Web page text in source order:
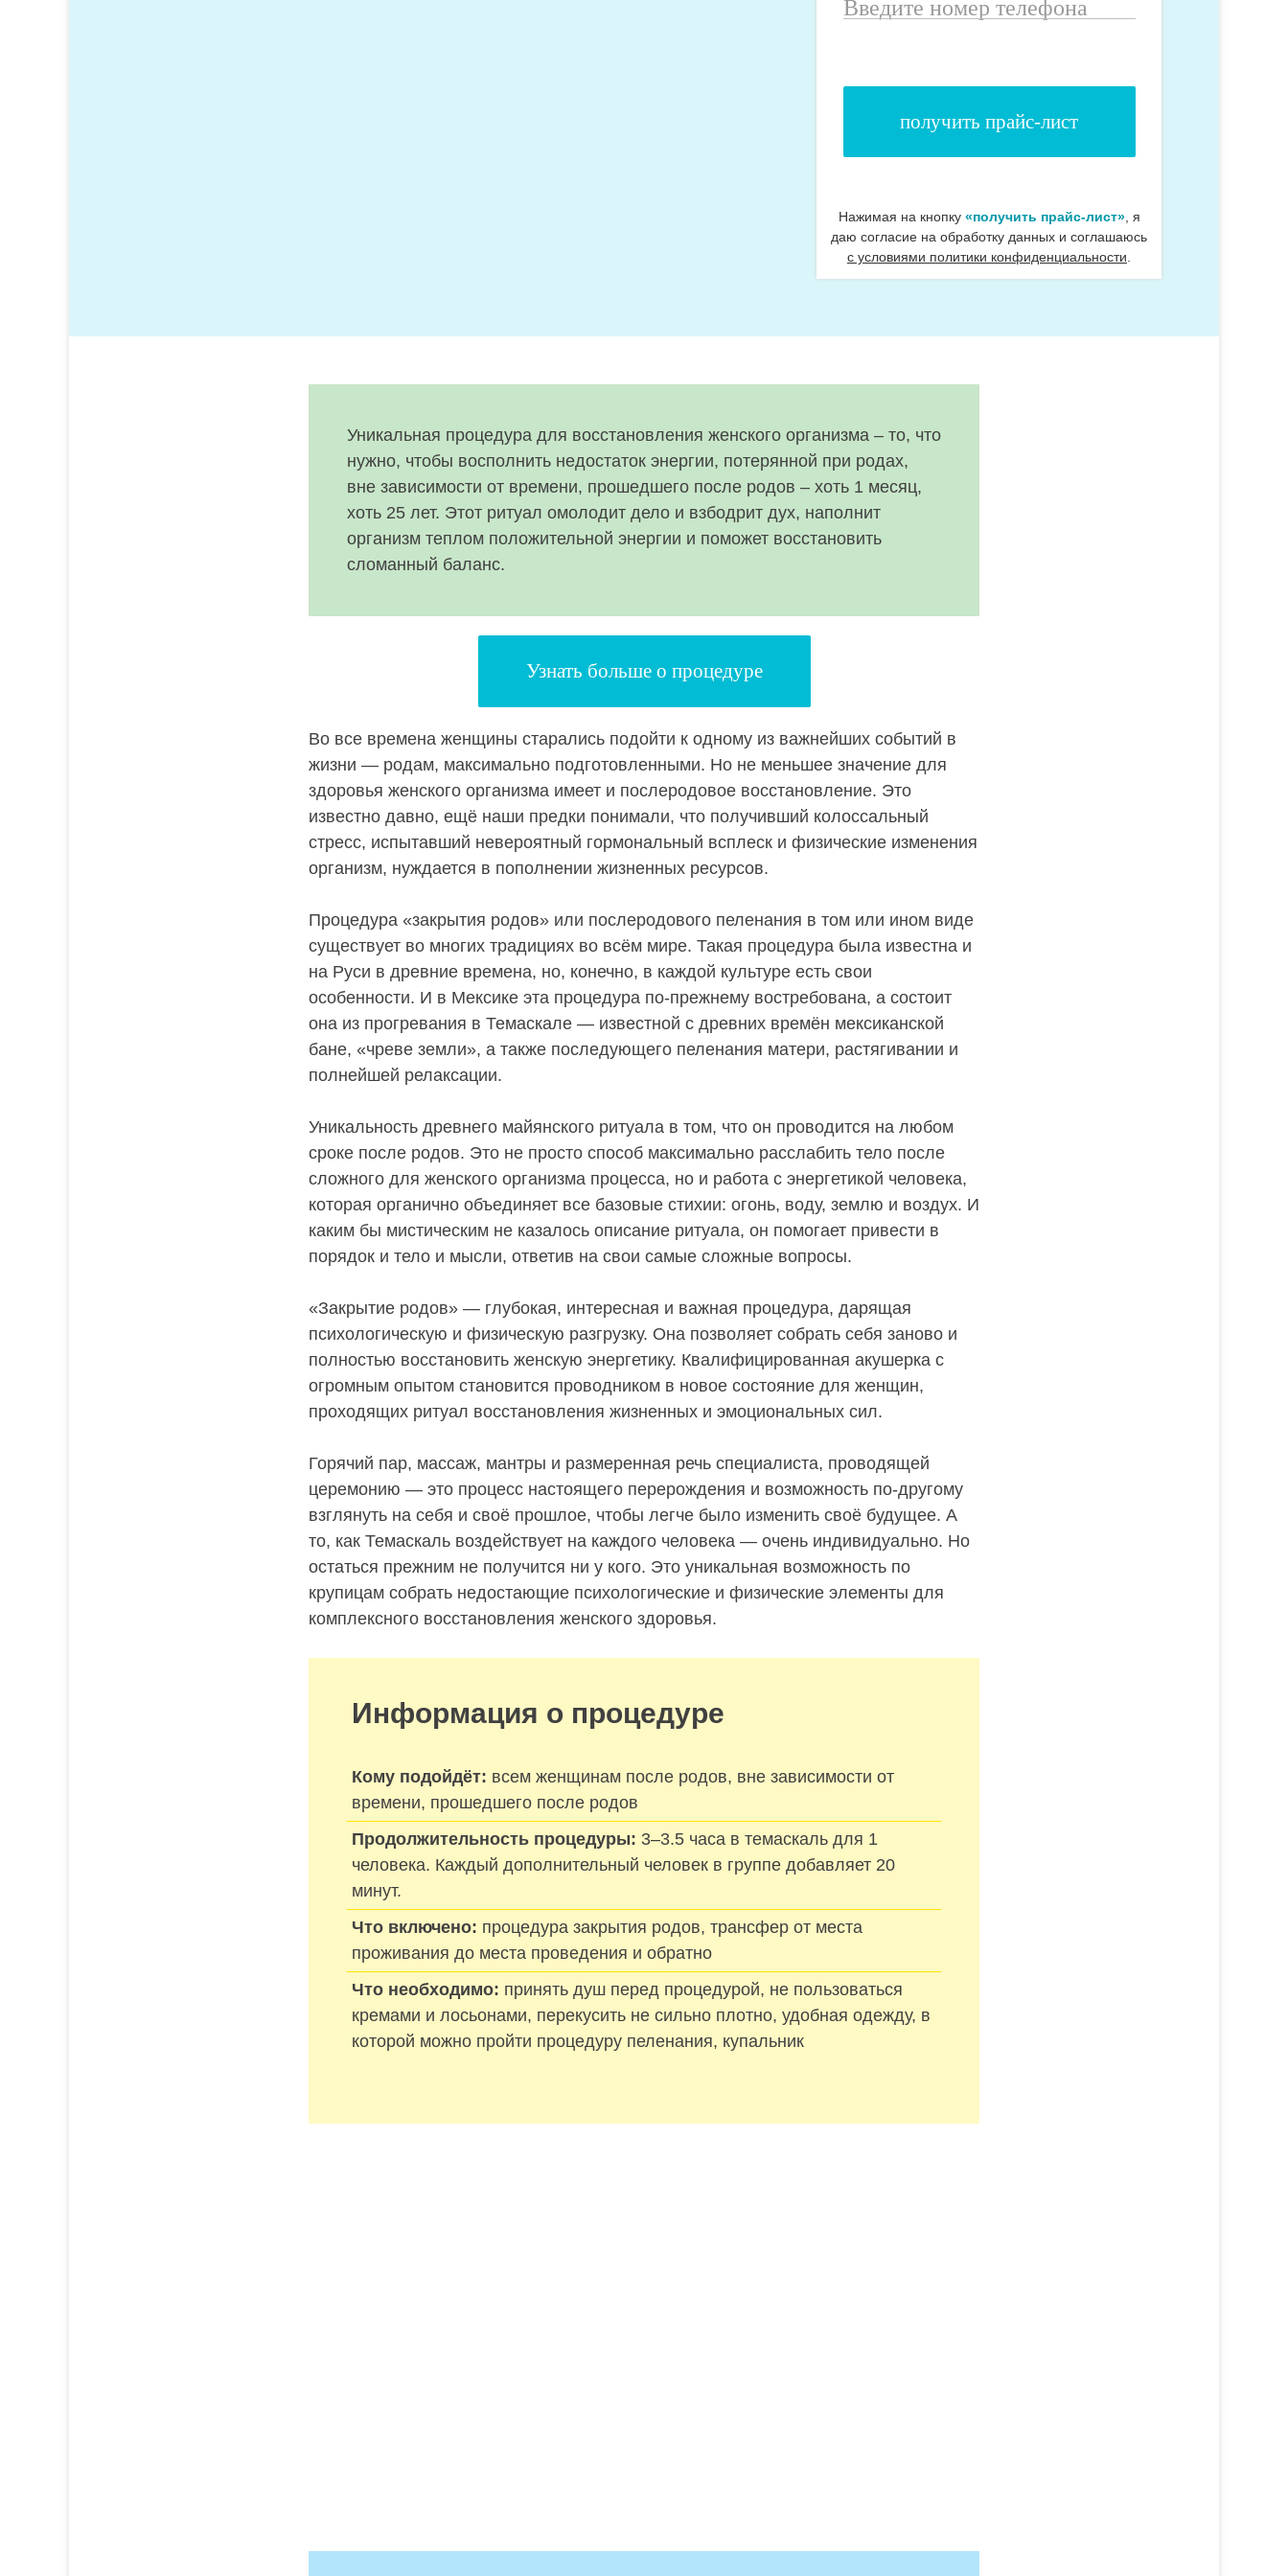
Нажимая на кнопку «получить прайс-лист», я
даю согласие на обработку данных и соглашаюсь
с условиями политики конфиденциальности
Уникальная процедура для восстановления женского организма – то, что
нужно, чтобы восполнить недостаток энергии, потерянной при родах,
вне зависимости от времени, прошедшего после родов – хоть 1 месяц,
хоть 25 лет. Этот ритуал омолодит дело и взбодрит дух, наполнит
организм теплом положительной энергии и поможет восстановить
сломанный баланс.
Узнать больше о процедуре
Во все времена женщины старались подойти к одному из важнейших событий в
жизни — родам, максимально подготовленными. Но не меньшее значение для
здоровья женского организма имеет и послеродовое восстановление. Это
известно давно, ещё наши предки понимали, что получивший колоссальный
стресс, испытавший невероятный гормональный всплеск и физические изменения
организм, нуждается в пополнении жизненных ресурсов.
Процедура «закрытия родов» или послеродового пеленания в том или ином виде
существует во многих традициях во всём мире. Такая процедура была известна и
на Руси в древние времена, но, конечно, в каждой культуре есть свои
особенности. И в Мексике эта процедура по-прежнему востребована, а состоит
она из прогревания в Темаскале — известной с древних времён мексиканской
бане, «чреве земли», а также последующего пеленания матери, растягивании и
полнейшей релаксации.
Уникальность древнего майянского ритуала в том, что он проводится на любом
сроке после родов. Это не просто способ максимально расслабить тело после
сложного для женского организма процесса, но и работа с энергетикой человека,
которая органично объединяет все базовые стихии: огонь, воду, землю и воздух. И
каким бы мистическим не казалось описание ритуала, он помогает привести в
порядок и тело и мысли, ответив на свои самые сложные вопросы.
«Закрытие родов» — глубокая, интересная и важная процедура, дарящая
психологическую и физическую разгрузку. Она позволяет собрать себя заново и
полностью восстановить женскую энергетику. Квалифицированная акушерка с
огромным опытом становится проводником в новое состояние для женщин,
проходящих ритуал восстановления жизненных и эмоциональных сил.
Горячий пар, массаж, мантры и размеренная речь специалиста, проводящей
церемонию — это процесс настоящего перерождения и возможность по-другому
взглянуть на себя и своё прошлое, чтобы легче было изменить своё будущее. А
то, как Темаскаль воздействует на каждого человека — очень индивидуально. Но
остаться прежним не получится ни у кого. Это уникальная возможность по
крупицам собрать недостающие психологические и физические элементы для
комплексного восстановления женского здоровья.
Информация о процедуре
Кому подойдёт: всем женщинам после родов, вне зависимости от
времени, прошедшего после родов
Продолжительность процедуры: 3–3.5 часа в темаскаль для 1
человека. Каждый дополнительный человек в группе добавляет 20
минут.
Что включено: процедура закрытия родов, трансфер от места
проживания до места проведения и обратно
Что необходимо: принять душ перед процедурой, не пользоваться
кремами и лосьонами, перекусить не сильно плотно, удобная одежду, в
которой можно пройти процедуру пеленания, купальник